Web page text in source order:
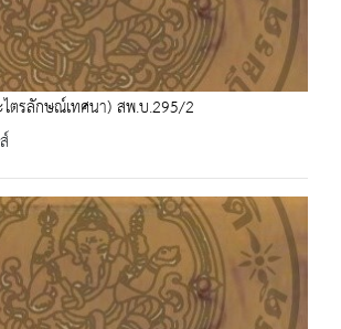
ตรลักษณ์เทศนา) สพ.บ.295/2